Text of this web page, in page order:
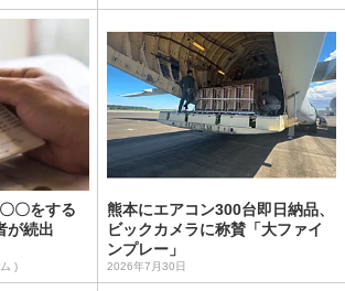
〇をする
が続出
)
熊本にエアコン300台即日納品、
ビックカメラに称賛「大ファイ
ンプレー」
2026年7月30日